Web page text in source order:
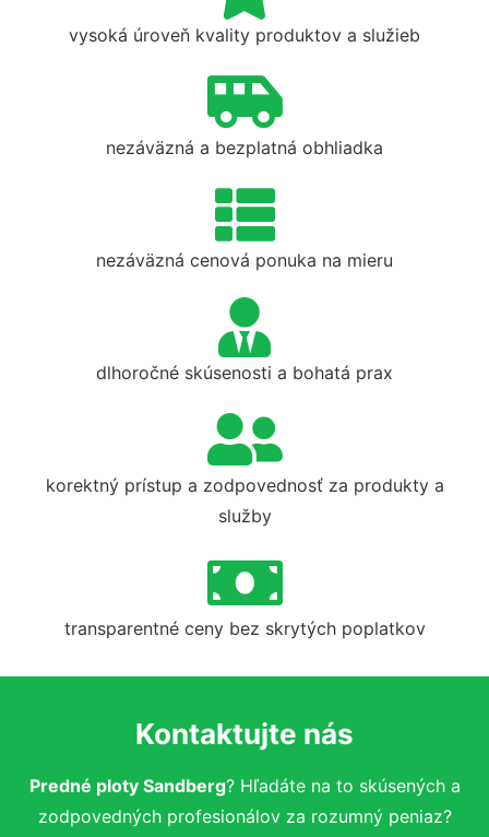
vysoká úroveň kvality produktov a služieb
nezáväzná a bezplatná obhliadka
nezáväzná cenová ponuka na mieru
dlhoročné skúsenosti a bohatá prax
korektný prístup a zodpovednosť za produkty a
služby
transparentné ceny bez skrytých poplatkov
Kontaktujte nás
Predné ploty Sandberg? Hľadáte na to skúsených a
zodpovedných profesionálov za rozumný peniaz?